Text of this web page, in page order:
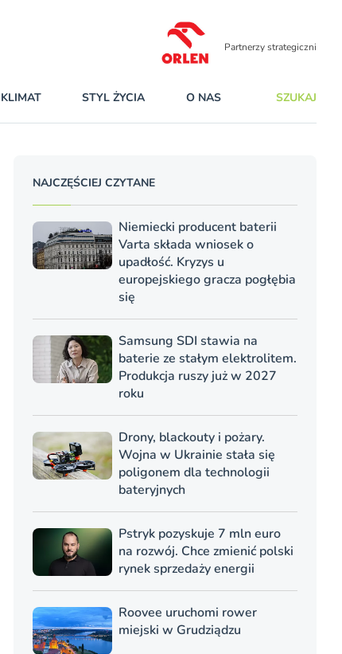
Partnerzy strategiczni
KLIMAT STYL ŻYCIA O NAS SZUKAJ
NAJCZĘŚCIEJ CZYTANE
Niemiecki producent baterii
Varta składa wniosek o
upadłość. Kryzys u
europejskiego gracza pogłębia
się
Samsung SDI stawia na
baterie ze stałym elektrolitem.
Produkcja ruszy już w 2027
roku
Drony, blackouty i pożary.
Wojna w Ukrainie stała się
poligonem dla technologii
bateryjnych
Pstryk pozyskuje 7 mln euro
na rozwój. Chce zmienić polski
rynek sprzedaży energii
Roovee uruchomi rower
miejski w Grudziądzu